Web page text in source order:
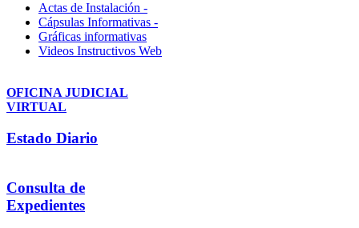
Actas de Instalación -
Cápsulas Informativas -
Gráficas informativas
Videos Instructivos Web
OFICINA JUDICIAL
VIRTUAL
Estado Diario
Consulta de
Expedientes